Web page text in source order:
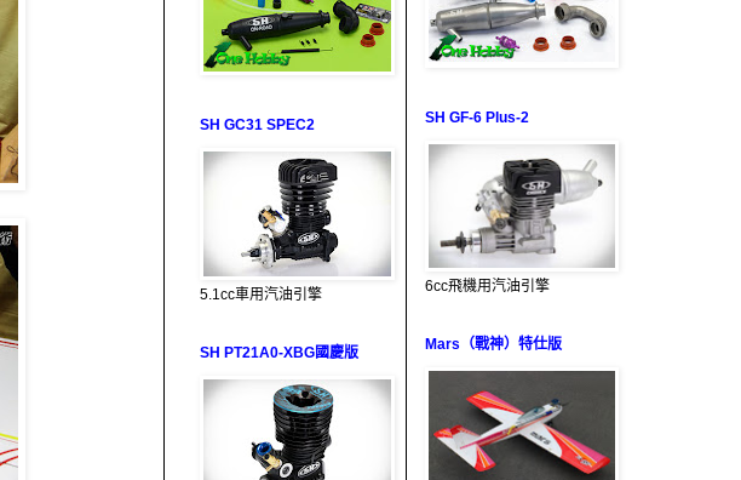
SH GC31 SPEC2
5.1cc車用汽油引擎
SH PT21A0-XBG國慶版
SH GF-6 Plus-2
6cc飛機用汽油引擎
Mars（戰神）特仕版